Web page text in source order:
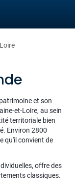
et son
et-Loire, au sein
territoriale bien
Environ 2800
qu'il convient de
offre des
classiques.